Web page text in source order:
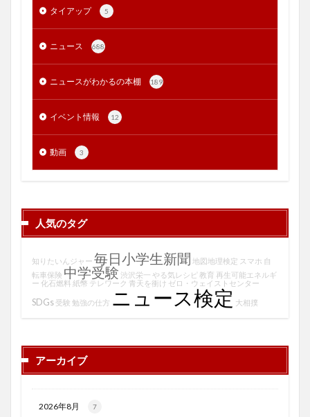
タイアップ 5
ニュース 688
ニュースがわかるの本棚 189
イベント情報 12
動画 3
人気のタグ
知りたいんジャー 毎日小学生新聞 地図地理検定 スマホ 自
転車保険 中学受験 渋沢栄一 やる気レシピ 教育 再生可能エネルギ
ー 化石燃料 紙幣 テレワーク 青天を衝け ゼロ・ウェイストセンター
SDGs 受験 勉強の仕方 ニュース検定 大相撲
アーカイブ
2026年8月 7